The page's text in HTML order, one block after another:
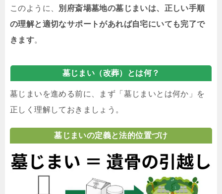
このように、 別府斎場墓地の墓じまいは、正しい手順
の理解と適切なサポートがあれば自宅にいても完了で
きます。
墓じまい（改葬）とは何？
墓じまいを進める前に、まず「墓じまいとは何か」を
正しく理解しておきましょう。
墓じまいの定義と法的位置づけ